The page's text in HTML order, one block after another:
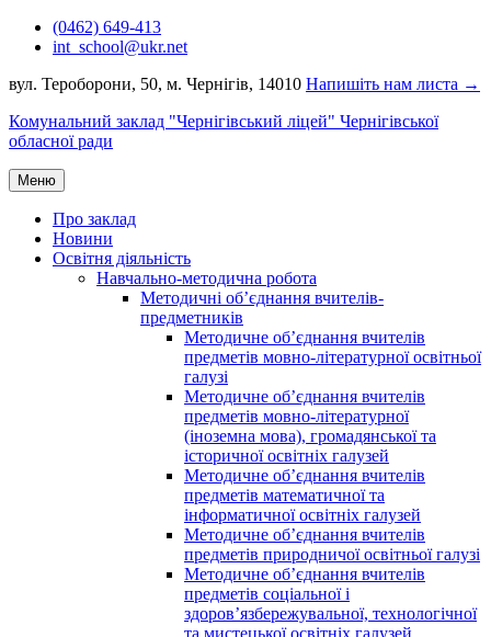
Перейти(0462) 649-413
int_school@ukr.net
вул. Тероборони, 50, м. Чернігів, 14010 Напишіть нам листа →
Комунальний заклад "Чернігівський ліцей" Чернігівської
обласної ради
Меню
Про заклад
Новини
Освітня діяльність
Навчально-методична робота
Методичні об’єднання вчителів-
предметників
Методичне об’єднання вчителів
предметів мовно-літературної освітньої
галузі
Методичне об’єднання вчителів
предметів мовно-літературної
(іноземна мова), громадянської та
історичної освітніх галузей
Методичне об’єднання вчителів
предметів математичної та
інформатичної освітніх галузей
Методичне об’єднання вчителів
предметів природничої освітньої галузі
Методичне об’єднання вчителів
предметів соціальної і
здоров’язбережувальної, технологічної
та мистецької освітніх галузей